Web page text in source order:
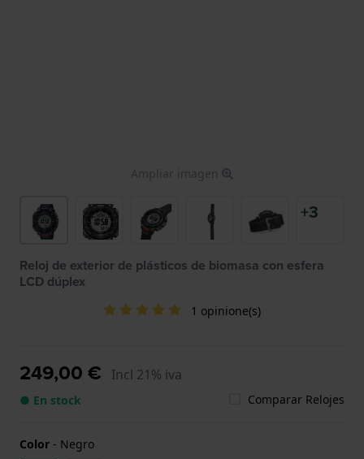
Ampliar imagen
+3
Reloj de exterior de plásticos de biomasa con esfera
LCD dúplex
1 opinione(s)
249,00 € Incl 21% iva
● En stock Comparar Relojes
Color - Negro